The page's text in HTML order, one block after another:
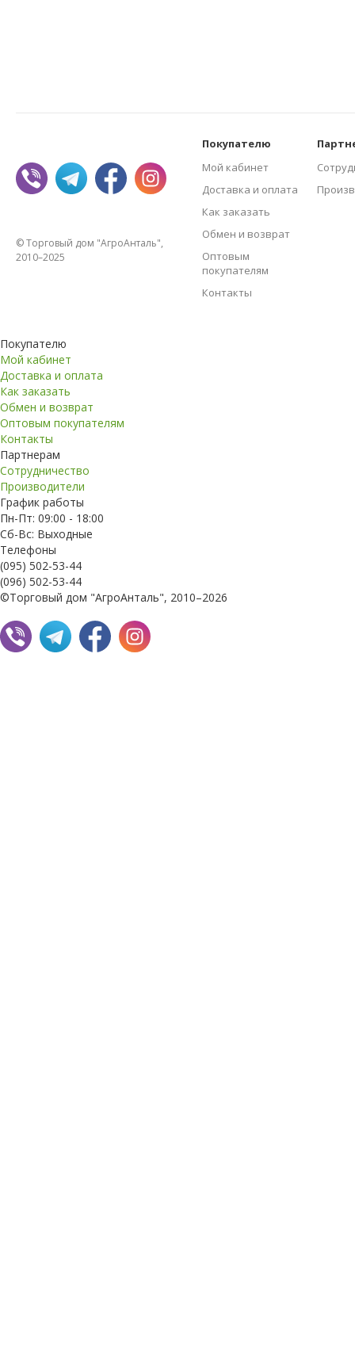
© Торговый дом "АгроАнталь",
2010–2025
Покупателю
Мой кабинет
Доставка и оплата
Как заказать
Обмен и возврат
Оптовым
покупателям
Контакты
Покупателю
Мой кабинет
Доставка и оплата
Как заказать
Обмен и возврат
Оптовым покупателям
Контакты
Партнерам
Сотрудничество
Производители
График работы
Пн-Пт: 09:00 - 18:00
Сб-Вс: Выходные
Телефоны
(095) 502-53-44
(096) 502-53-44
©Торговый дом "АгроАнталь", 2010–2026